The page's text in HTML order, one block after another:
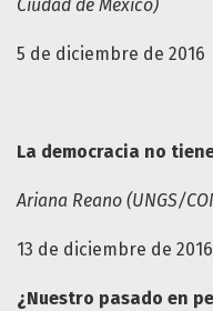
Ciudad de México)
5 de diciembre
La democracia no
Ariana Reano (UNGS/
13 de diciembre
¿Nuestro pasado en